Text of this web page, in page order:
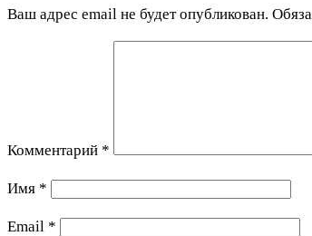
Ваш адрес email не будет опубликован.
Комментарий *
Имя *
Email *